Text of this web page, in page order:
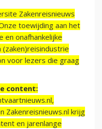
Zakenreisnieuws
toewijding aan het
en onafhankelijke
voor lezers die graag
content:
Zakenreisnieuws.nl krijg
en jarenlange